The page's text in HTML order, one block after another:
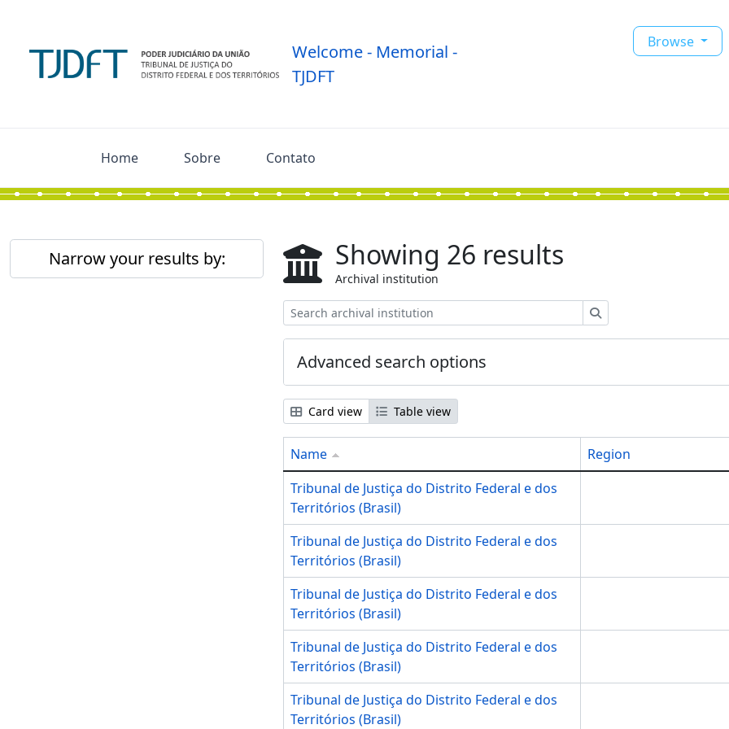
Welcome - Memorial -
TJDFT
Browse
Home Sobre Contato
Narrow your results by: Showing 26 results
Archival institution
Advanced search options
Card view Table view
Name Region
Tribunal de Justiça do Distrito Federal e dos
Territórios (Brasil)
Tribunal de Justiça do Distrito Federal e dos
Territórios (Brasil)
Tribunal de Justiça do Distrito Federal e dos
Territórios (Brasil)
Tribunal de Justiça do Distrito Federal e dos
Territórios (Brasil)
Tribunal de Justiça do Distrito Federal e dos
Territórios (Brasil)